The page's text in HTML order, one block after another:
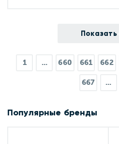
1 ... 660 661 662
667 ...
Популярные бренды